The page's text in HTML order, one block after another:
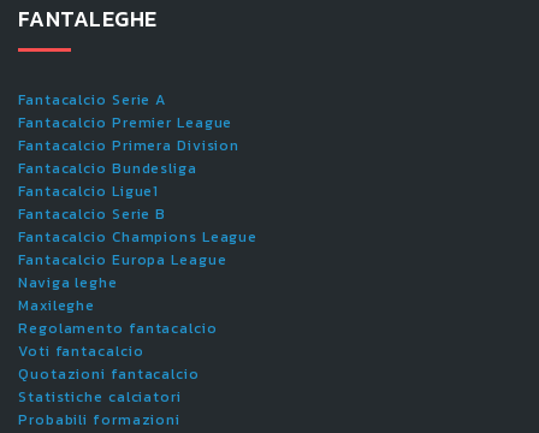
FANTALEGHE
Fantacalcio Serie A
Fantacalcio Premier League
Fantacalcio Primera Division
Fantacalcio Bundesliga
Fantacalcio Ligue1
Fantacalcio Serie B
Fantacalcio Champions League
Fantacalcio Europa League
Naviga leghe
Maxileghe
Regolamento fantacalcio
Voti fantacalcio
Quotazioni fantacalcio
Statistiche calciatori
Probabili formazioni